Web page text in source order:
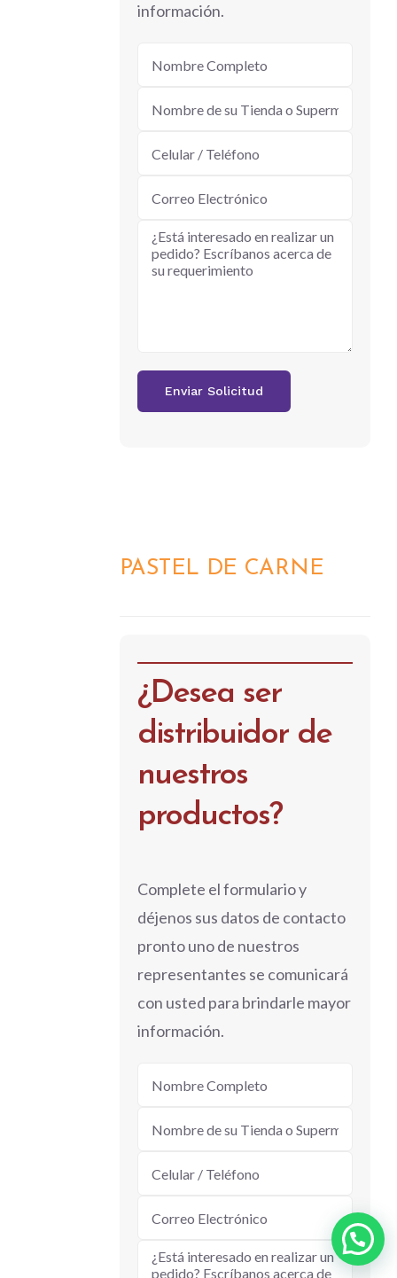
información.
PASTEL DE CARNE
¿Desea ser
distribuidor de
nuestros
productos?
Complete el formulario y
déjenos sus datos de contacto
pronto uno de nuestros
representantes se comunicará
con usted para brindarle mayor
información.